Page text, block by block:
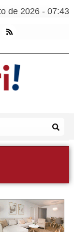
de 2026 - 07:43